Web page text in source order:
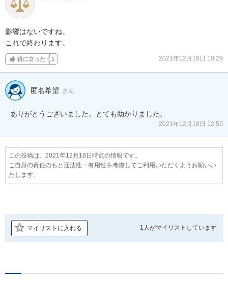
影響はないですね。
これで終わります。
役に立った 1 2021年12月18日 10:29
匿名希望 さん
ありがとうございました。とても助かりました。
2021年12月18日 12:55
この投稿は、2021年12月18日時点の情報です。
ご自身の責任のもと適法性・有用性を考慮してご利用いただくようお願いい
たします。
マイリストに入れる 1人がマイリストしています